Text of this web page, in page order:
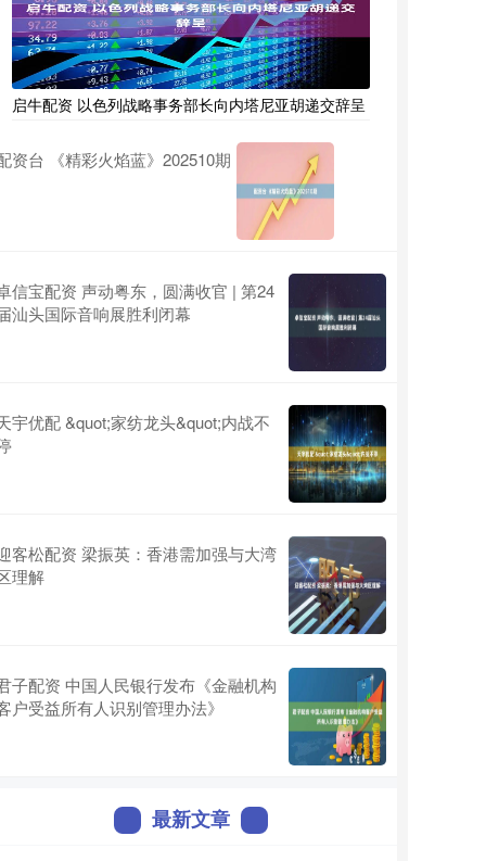
启牛配资 以色列战略事务部长向内塔尼亚胡递交辞呈
资台 《精彩火焰蓝》202510期
信宝配资 声动粤东，圆满收官 | 第24
汕头国际音响展胜利闭幕
宇优配 &quot;家纺龙头&quot;内战不
客松配资 梁振英：香港需加强与大湾
理解
子配资 中国人民银行发布《金融机构
户受益所有人识别管理办法》
最新文章